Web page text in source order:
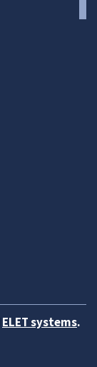
ELET systems.